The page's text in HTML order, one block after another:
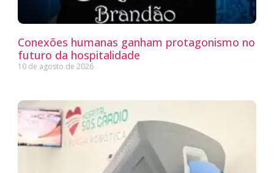
Conexões humanas ganham protagonismo no
futuro da hospitalidade
10 de agosto de 2026